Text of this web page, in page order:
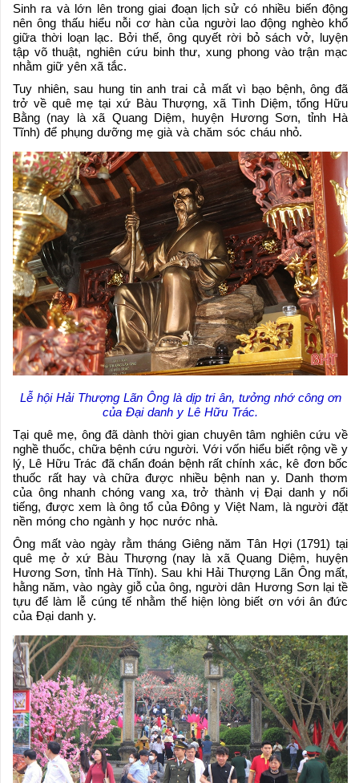
Sinh ra và lớn lên trong giai đoạn lịch sử có nhiều biến động
nên ông thấu hiểu nỗi cơ hàn của người lao động nghèo khổ
giữa thời loạn lạc. Bởi thế, ông quyết rời bỏ sách vở, luyện
tập võ thuật, nghiên cứu binh thư, xung phong vào trận mạc
nhằm giữ yên xã tắc.
Tuy nhiên, sau hung tin anh trai cả mất vì bạo bệnh, ông đã
trở về quê mẹ tại xứ Bàu Thượng, xã Tình Diệm, tổng Hữu
Bằng (nay là xã Quang Diệm, huyện Hương Sơn, tỉnh Hà
Tĩnh) để phụng dưỡng mẹ già và chăm sóc cháu nhỏ.
Lễ hội Hải Thượng Lãn Ông là dịp tri ân, tưởng nhớ công ơn
của Đại danh y Lê Hữu Trác.
Tại quê mẹ, ông đã dành thời gian chuyên tâm nghiên cứu về
nghề thuốc, chữa bệnh cứu người. Với vốn hiểu biết rộng về y
lý, Lê Hữu Trác đã chẩn đoán bệnh rất chính xác, kê đơn bốc
thuốc rất hay và chữa được nhiều bệnh nan y. Danh thơm
của ông nhanh chóng vang xa, trở thành vị Đại danh y nổi
tiếng, được xem là ông tổ của Đông y Việt Nam, là người đặt
nền móng cho ngành y học nước nhà.
Ông mất vào ngày rằm tháng Giêng năm Tân Hợi (1791) tại
quê mẹ ở xứ Bàu Thượng (nay là xã Quang Diệm, huyện
Hương Sơn, tỉnh Hà Tĩnh). Sau khi Hải Thượng Lãn Ông mất,
hằng năm, vào ngày giỗ của ông, người dân Hương Sơn lại tề
tựu để làm lễ cúng tế nhằm thể hiện lòng biết ơn với ân đức
của Đại danh y.